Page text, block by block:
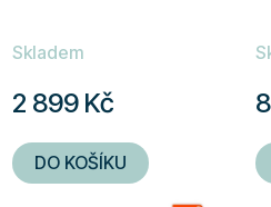
Skladem
2 899 Kč
DO KOŠÍKU